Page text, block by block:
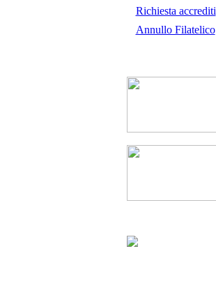
Richiesta accrediti
Annullo Filatelico